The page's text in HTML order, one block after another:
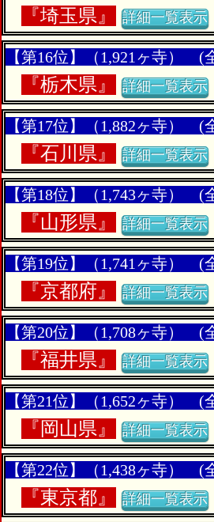
『埼玉県』 詳細一覧表示
【第16位】（1,921ヶ寺） (
『栃木県』 詳細一覧表示
【第17位】（1,882ヶ寺） (
『石川県』 詳細一覧表示
【第18位】（1,743ヶ寺） (
『山形県』 詳細一覧表示
【第19位】（1,741ヶ寺） (
『京都府』 詳細一覧表示
【第20位】（1,708ヶ寺） (
『福井県』 詳細一覧表示
【第21位】（1,652ヶ寺） (
『岡山県』 詳細一覧表示
【第22位】（1,438ヶ寺） (
『東京都』 詳細一覧表示